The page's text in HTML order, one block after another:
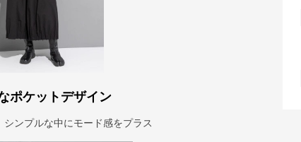
ポケットデザイン
ンプルな中にモード感をプラス